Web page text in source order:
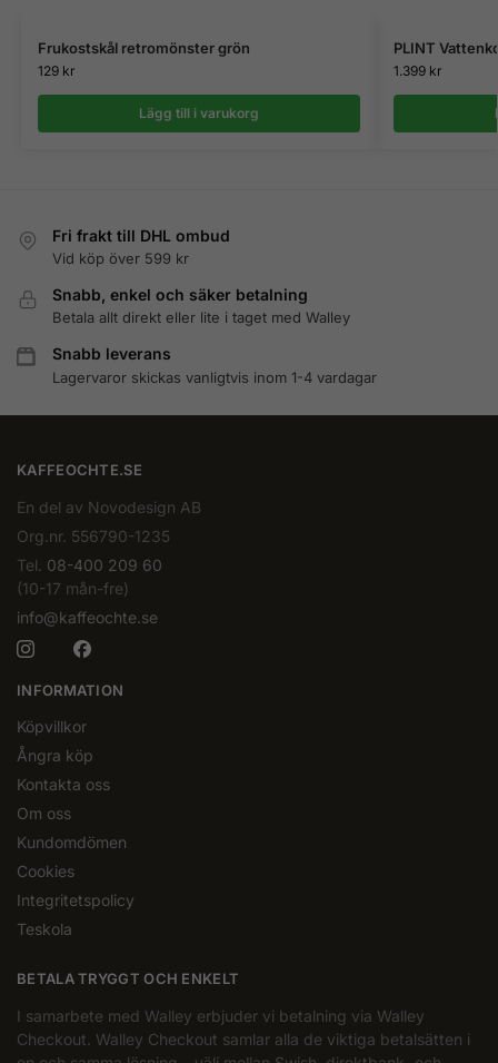
Frukostskål retromönster grön
129 kr
Lägg till i varukorg
PLINT
1.399 kr
Fri frakt till DHL ombud
Vid köp över 599 kr
Snabb, enkel och säker betalning
Betala allt direkt eller lite i taget med Walley
Snabb leverans
Lagervaror skickas vanligtvis inom 1-4 vardagar
KAFFEOCHTE.SE
En del av Novodesign AB
Org.nr. 556790-1235
Tel. 08-400 209 60
(10-17 mån-fre)
info@kaffeochte.se
INFORMATION
Köpvillkor
Ångra köp
Kontakta oss
Om oss
Kundomdömen
Cookies
Integritetspolicy
Teskola
BETALA TRYGGT OCH ENKELT
I samarbete med Walley erbjuder vi betalning via Walley
Checkout. Walley Checkout samlar alla de viktiga betalsätten i